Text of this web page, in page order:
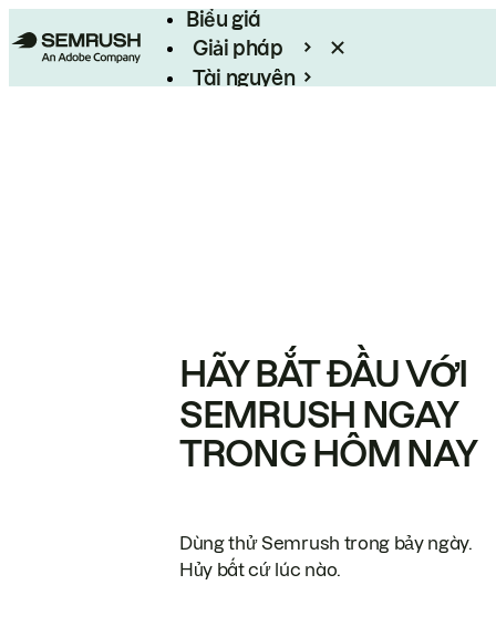
Biểu giá
Giải pháp
Tài nguyên
HÃY BẮT ĐẦU VỚI
SEMRUSH NGAY
TRONG HÔM NAY
Dùng thử Semrush trong bảy ngày.
Hủy bất cứ lúc nào.